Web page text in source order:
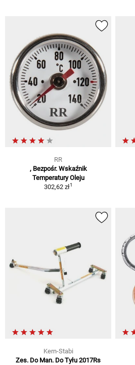
RR
, Bezpośr. Wskaźnik
Temperatury Oleju
302,62 zł1
Kern-Stabi
Zes. Do Man. Do Tyłu 2017Rs